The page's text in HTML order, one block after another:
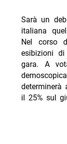
Sarà un
italiana
Nel corso
esibizioni
gara. A
determinerà
il 25% sul